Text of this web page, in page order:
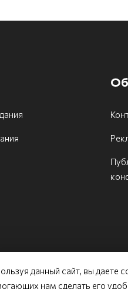
данный сайт, вы даете
нам сделать его
учреждение «МЧС Медиа»